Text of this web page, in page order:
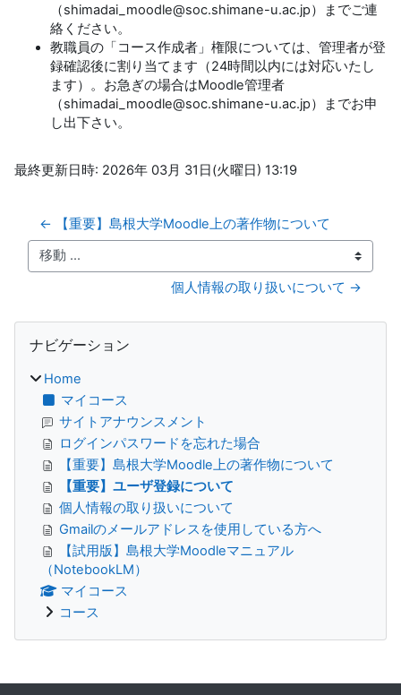
（shimadai_moodle@soc.shimane-u.ac.jp）までご連
絡ください。
教職員の「コース作成者」権限については、管理者が登
録確認後に割り当てます（24時間以内には対応いたし
ます）。お急ぎの場合はMoodle管理者
（shimadai_moodle@soc.shimane-u.ac.jp）までお申
し出下さい。
最終更新日時: 2026年 03月 31日(火曜日) 13:19
← 【重要】島根大学Moodle上の著作物について
移動 ...
個人情報の取り扱いについて →
ブロック
ナビゲーション
Home
マイコース
サイトアナウンスメント
ログインパスワードを忘れた場合
【重要】島根大学Moodle上の著作物について
【重要】ユーザ登録について
個人情報の取り扱いについて
Gmailのメールアドレスを使用している方へ
【試用版】島根大学Moodleマニュアル
（NotebookLM）
マイコース
コース
補助ブロック